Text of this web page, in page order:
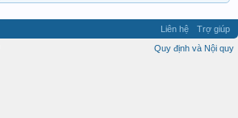
Liên hệ
Trợ giúp
Quy định và Nội quy